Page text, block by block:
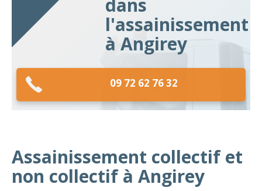
dans
l'assainissement
à Angirey
09 72 62 76 32
Assainissement collectif et
non collectif à Angirey